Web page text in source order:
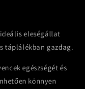
eleségállat
táplálékban gazdag.
egészségét és
könnyen